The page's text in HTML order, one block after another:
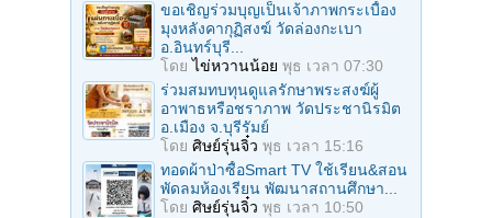
ขอเชิญร่วมบุญเป็นเจ้าภาพกระเบื้อง
มุงหลังคากุฏิสงฆ์ วัดล่องกะเบา
อ.อินทร์บุรี...
โดยไข่หวานน้อย พุธ เวลา 07:30
ร่วมสมทบทุนดูแลรักษาพระสงฆ์ผู้
อาพาธหรือชราภาพ วัดประชานิรมิต
อ.เมือง จ.บุรีรัมย์
โดย ศิษย์รุ่นจิ๋ว พุธ เวลา 15:16
ทอดผ้าป่าซื้อSmart TV ใช้เรียน&สอน
พัดลมห้องเรียน พัฒนาสถานศึกษา...
โดย ศิษย์รุ่นจิ๋ว พุธ เวลา 10:50